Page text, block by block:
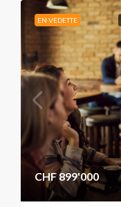
EN VEDETTE
CHF 899'000